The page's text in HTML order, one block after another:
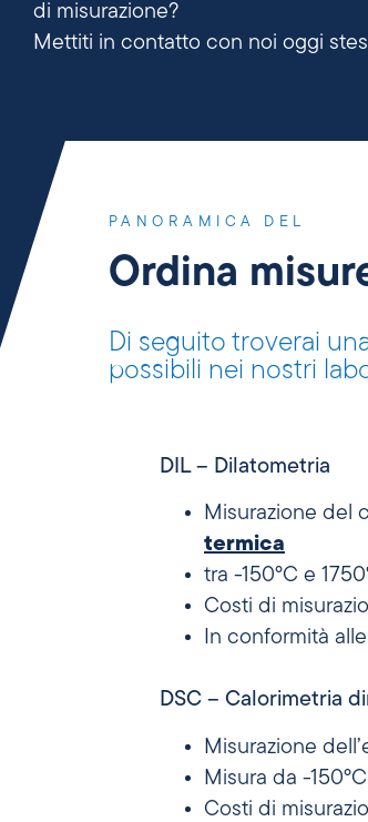
di misurazione?
Mettiti in contatto con noi oggi
PANORAMICA DEL
Ordina
Di seguito troverai
possibili nei nostri
DIL – Dilatometria
Misurazione del
termica
tra -150°C e
Costi di
In conformità alle
DSC – Calorimetria
Misurazione
Misura da -150°C
Costi di